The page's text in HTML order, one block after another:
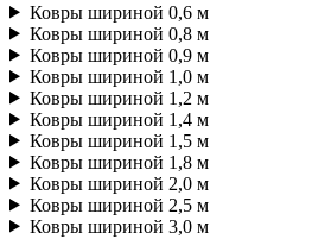
Ковры шириной 0,6 м
Ковры шириной 0,8 м
Ковры шириной 0,9 м
Ковры шириной 1,0 м
Ковры шириной 1,2 м
Ковры шириной 1,4 м
Ковры шириной 1,5 м
Ковры шириной 1,8 м
Ковры шириной 2,0 м
Ковры шириной 2,5 м
Ковры шириной 3,0 м